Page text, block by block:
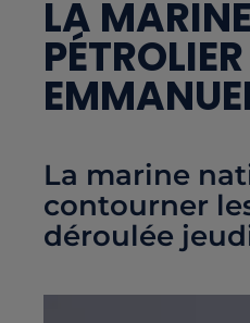
LA
La marine
contourner
déroulée